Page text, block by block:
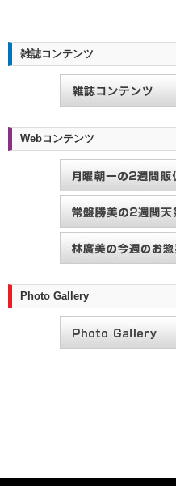
雑誌コンテンツ
Webコンテンツ
Photo Gallery